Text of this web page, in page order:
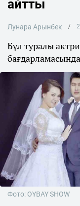
айтты
Лунара Арынбек
Бұл туралы
Фото: OYBAY SHOW